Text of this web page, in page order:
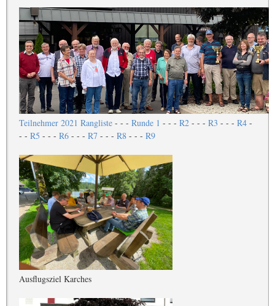
Teilnehmer 2021 Rangliste- - - Runde 1 - - - R2- - - R3 - - - R4-
- - R5 - - - R6- - - R7- - - R8- - - R9
Ausflugsziel Karches